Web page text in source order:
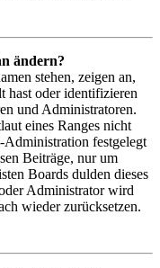
ändern?
stehen, zeigen an,
hast oder identifizieren
und Administratoren.
eines Ranges nicht
festgelegt
Beiträge, nur um
Boards dulden dieses
Administrator wird
wieder zurücksetzen.